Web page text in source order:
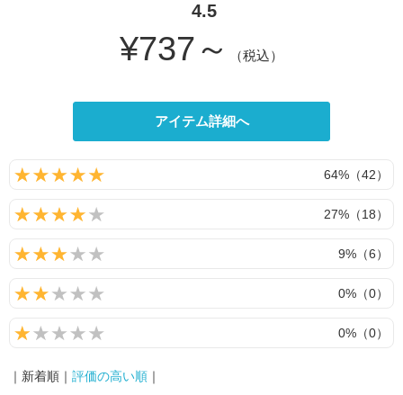
4.5
¥737～ （税込）
アイテム詳細へ
64%（42）
27%（18）
9%（6）
0%（0）
0%（0）
｜新着順｜ 評価の高い順 ｜